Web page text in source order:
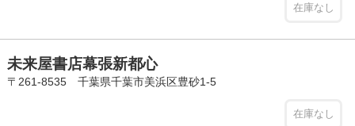
在庫なし
未来屋書店幕張新都心
〒261-8535 千葉県千葉市美浜区豊砂1-5
在庫なし